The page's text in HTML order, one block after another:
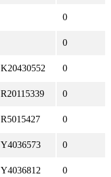
0
0
K20430552 0
R20115339 0
R5015427 0
Y4036573 0
Y4036812 0